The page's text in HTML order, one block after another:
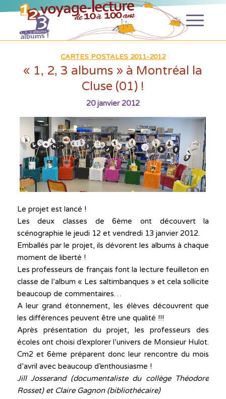
CARTES POSTALES 2011-2012
« 1, 2, 3 albums » à Montréal la
Cluse (01) !
20 janvier 2012
Le projet est lancé !
Les deux classes de 6ème ont découvert la
scénographie le jeudi 12 et vendredi 13 janvier 2012.
Emballés par le projet, ils dévorent les albums à chaque
moment de liberté !
Les professeurs de français font la lecture feuilleton en
classe de l’album « Les saltimbanques » et cela sollicite
beaucoup de commentaires…
A leur grand étonnement, les élèves découvrent que
les différences peuvent être une qualité !!!
Après présentation du projet, les professeurs des
écoles ont choisi d’explorer l’univers de Monsieur Hulot.
Cm2 et 6ème préparent donc leur rencontre du mois
d’avril avec beaucoup d’enthousiasme !
Jill Josserand (documentaliste du collège Théodore
Rosset) et Claire Gagnon (bibliothécaire)